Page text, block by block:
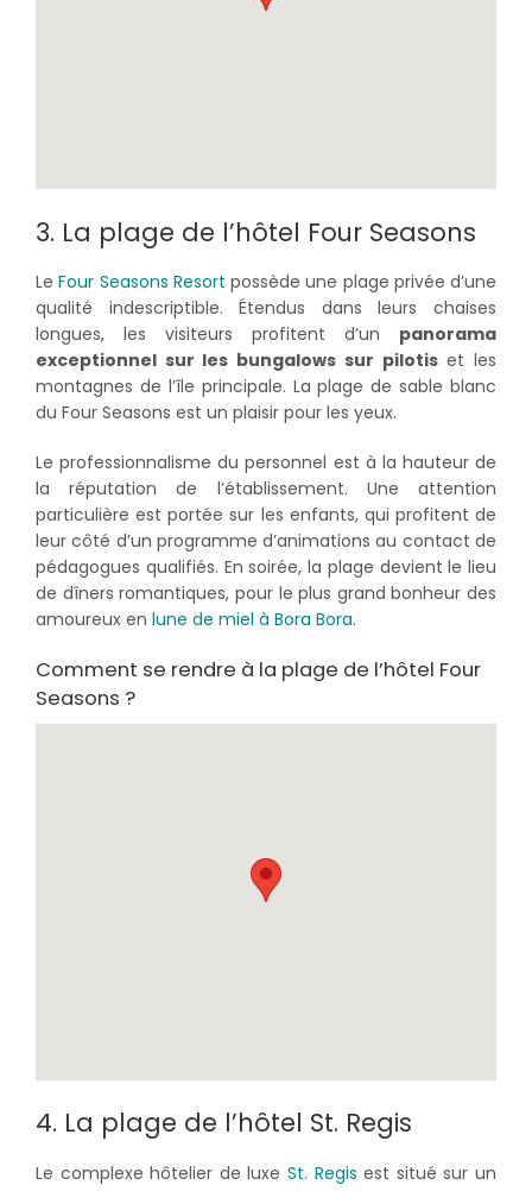
3. La plage de l’hôtel Four Seasons
LeFour Seasons Resort possède une plage privée d’une
qualité indescriptible. Étendus dans leurs chaises
longues, les visiteurs profitent d’un panorama
exceptionnel sur les bungalows sur pilotiset les
montagnes de l’île principale. La plage de sable blanc
du Four Seasons est un plaisir pour les yeux.
Le professionnalisme du personnel est à la hauteur de
la réputation de l’établissement. Une attention
particulière est portée sur les enfants, qui profitent de
leur côté d’un programme d’animations au contact de
pédagogues qualifiés. En soirée, la plage devient le lieu
de dîners romantiques, pour le plus grand bonheur des
amoureux en lune de miel à Bora Bora.
Comment se rendre à la plage de l’hôtel Four
Seasons ?
4. La plage de l’hôtel St. Regis
Le complexe hôtelier de luxe St. Regis est situé sur un